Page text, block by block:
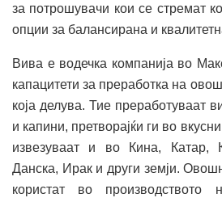
за потрошувачи кои се стремат
опции за балансирана и
Вива е водечка компанија во
капацитети за преработка на
која делува. Тие преработуваат
и капини, претворајќи ги во
извезуваат и во Кина,
Данска, Ирак и други земји.
користат во